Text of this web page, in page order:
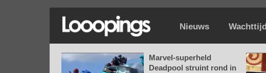
Nieuws
Marvel-superheld
Deadpool struint rond in